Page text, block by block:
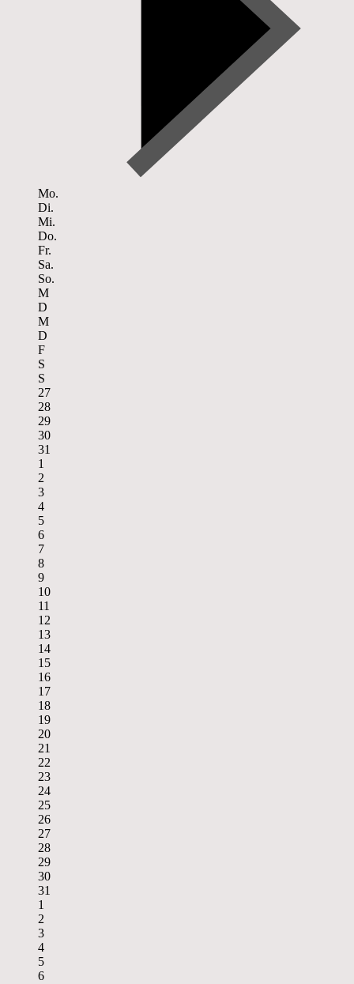
Mo.
Di.
Mi.
Do.
Fr.
Sa.
So.
M
D
M
D
F
S
S
27
28
29
30
31
1
2
3
4
5
6
7
8
9
10
11
12
13
14
15
16
17
18
19
20
21
22
23
24
25
26
27
28
29
30
31
1
2
3
4
5
6